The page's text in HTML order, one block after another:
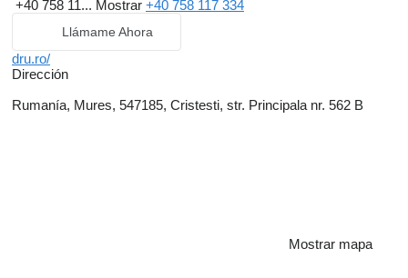
+40 758 11... Mostrar +40 758 117 334
Llámame Ahora
dru.ro/
Dirección
Rumanía, Mures, 547185, Cristesti, str. Principala nr. 562 B
Mostrar mapa